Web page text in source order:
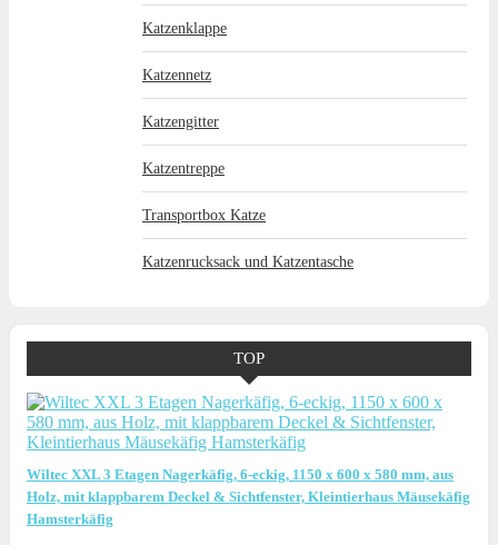
Katzenklappe
Katzennetz
Katzengitter
Katzentreppe
Transportbox Katze
Katzenrucksack und Katzentasche
TOP
Wiltec XXL 3 Etagen Nagerkäfig, 6-eckig, 1150 x 600 x 580 mm, aus
Holz, mit klappbarem Deckel & Sichtfenster, Kleintierhaus Mäusekäfig
Hamsterkäfig